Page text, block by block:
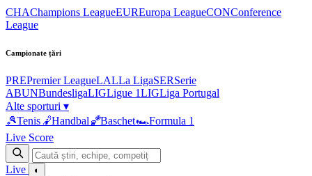
CHAChampions LeagueEUREuropa LeagueCONConference
League
Campionate țări
PREPremier LeagueLALLa LigaSERSerie
ABUNBundesligaLIGLigue 1LIGLiga Portugal
Alte sporturi ▾
🎾Tenis 🤾Handbal🏀Baschet🏎Formula 1
Live Score
Live ◐